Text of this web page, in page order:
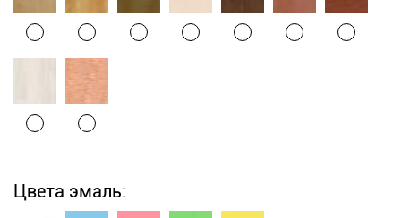
Цвета эмаль: